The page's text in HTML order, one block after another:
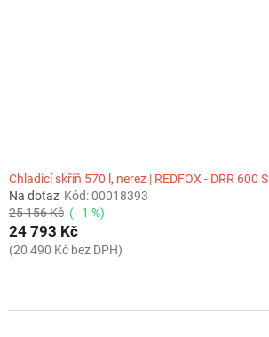
Chladicí skříň 570 l, nerez | REDFOX - DRR 600 S
Na dotaz Kód:00018393
25 156 Kč (–1 %)
24 793 Kč
(20 490 Kč bez DPH)